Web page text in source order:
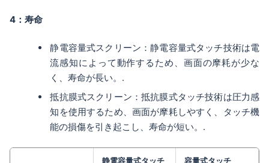
4：寿命
静電容量式スクリーン：静電容量式タッチ技術は電
流感知によって動作するため、画面の摩耗が少な
く、寿命が長い。.
抵抗膜式スクリーン：抵抗膜式タッチ技術は圧力感
知を使用するため、画面が摩耗しやすく、タッチ機
能の損傷を引き起こし、寿命が短い。.
静電容量式タッチ 容量式タッチ